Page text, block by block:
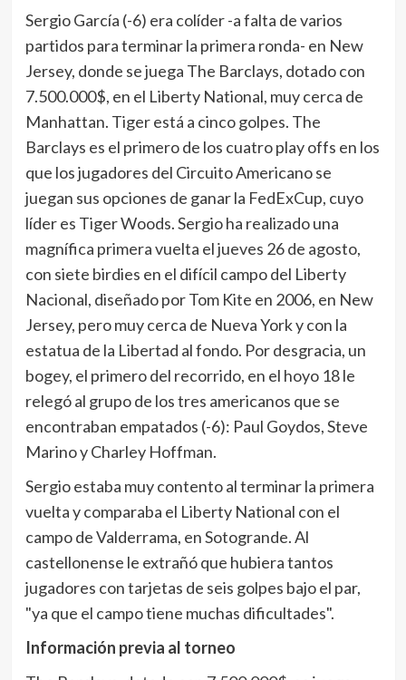
Sergio García (-6) era colíder -a falta de varios
partidos para terminar la primera ronda- en New
Jersey, donde se juega The Barclays, dotado con
7.500.000$, en el Liberty National, muy cerca de
Manhattan. Tiger está a cinco golpes. The
Barclays es el primero de los cuatro play offs en los
que los jugadores del Circuito Americano se
juegan sus opciones de ganar la FedExCup, cuyo
líder es Tiger Woods. Sergio ha realizado una
magnífica primera vuelta el jueves 26 de agosto,
con siete birdies en el difícil campo del Liberty
Nacional, diseñado por Tom Kite en 2006, en New
Jersey, pero muy cerca de Nueva York y con la
estatua de la Libertad al fondo. Por desgracia, un
bogey, el primero del recorrido, en el hoyo 18 le
relegó al grupo de los tres americanos que se
encontraban empatados (-6): Paul Goydos, Steve
Marino y Charley Hoffman.
Sergio estaba muy contento al terminar la primera
vuelta y comparaba el Liberty National con el
campo de Valderrama, en Sotogrande. Al
castellonense le extrañó que hubiera tantos
jugadores con tarjetas de seis golpes bajo el par,
"ya que el campo tiene muchas dificultades".
Información previa al torneo